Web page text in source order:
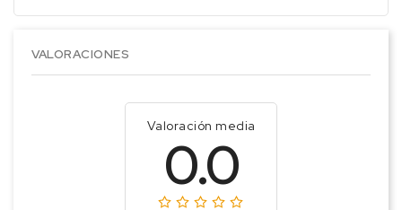
VALORACIONES
Valoración media
0.0